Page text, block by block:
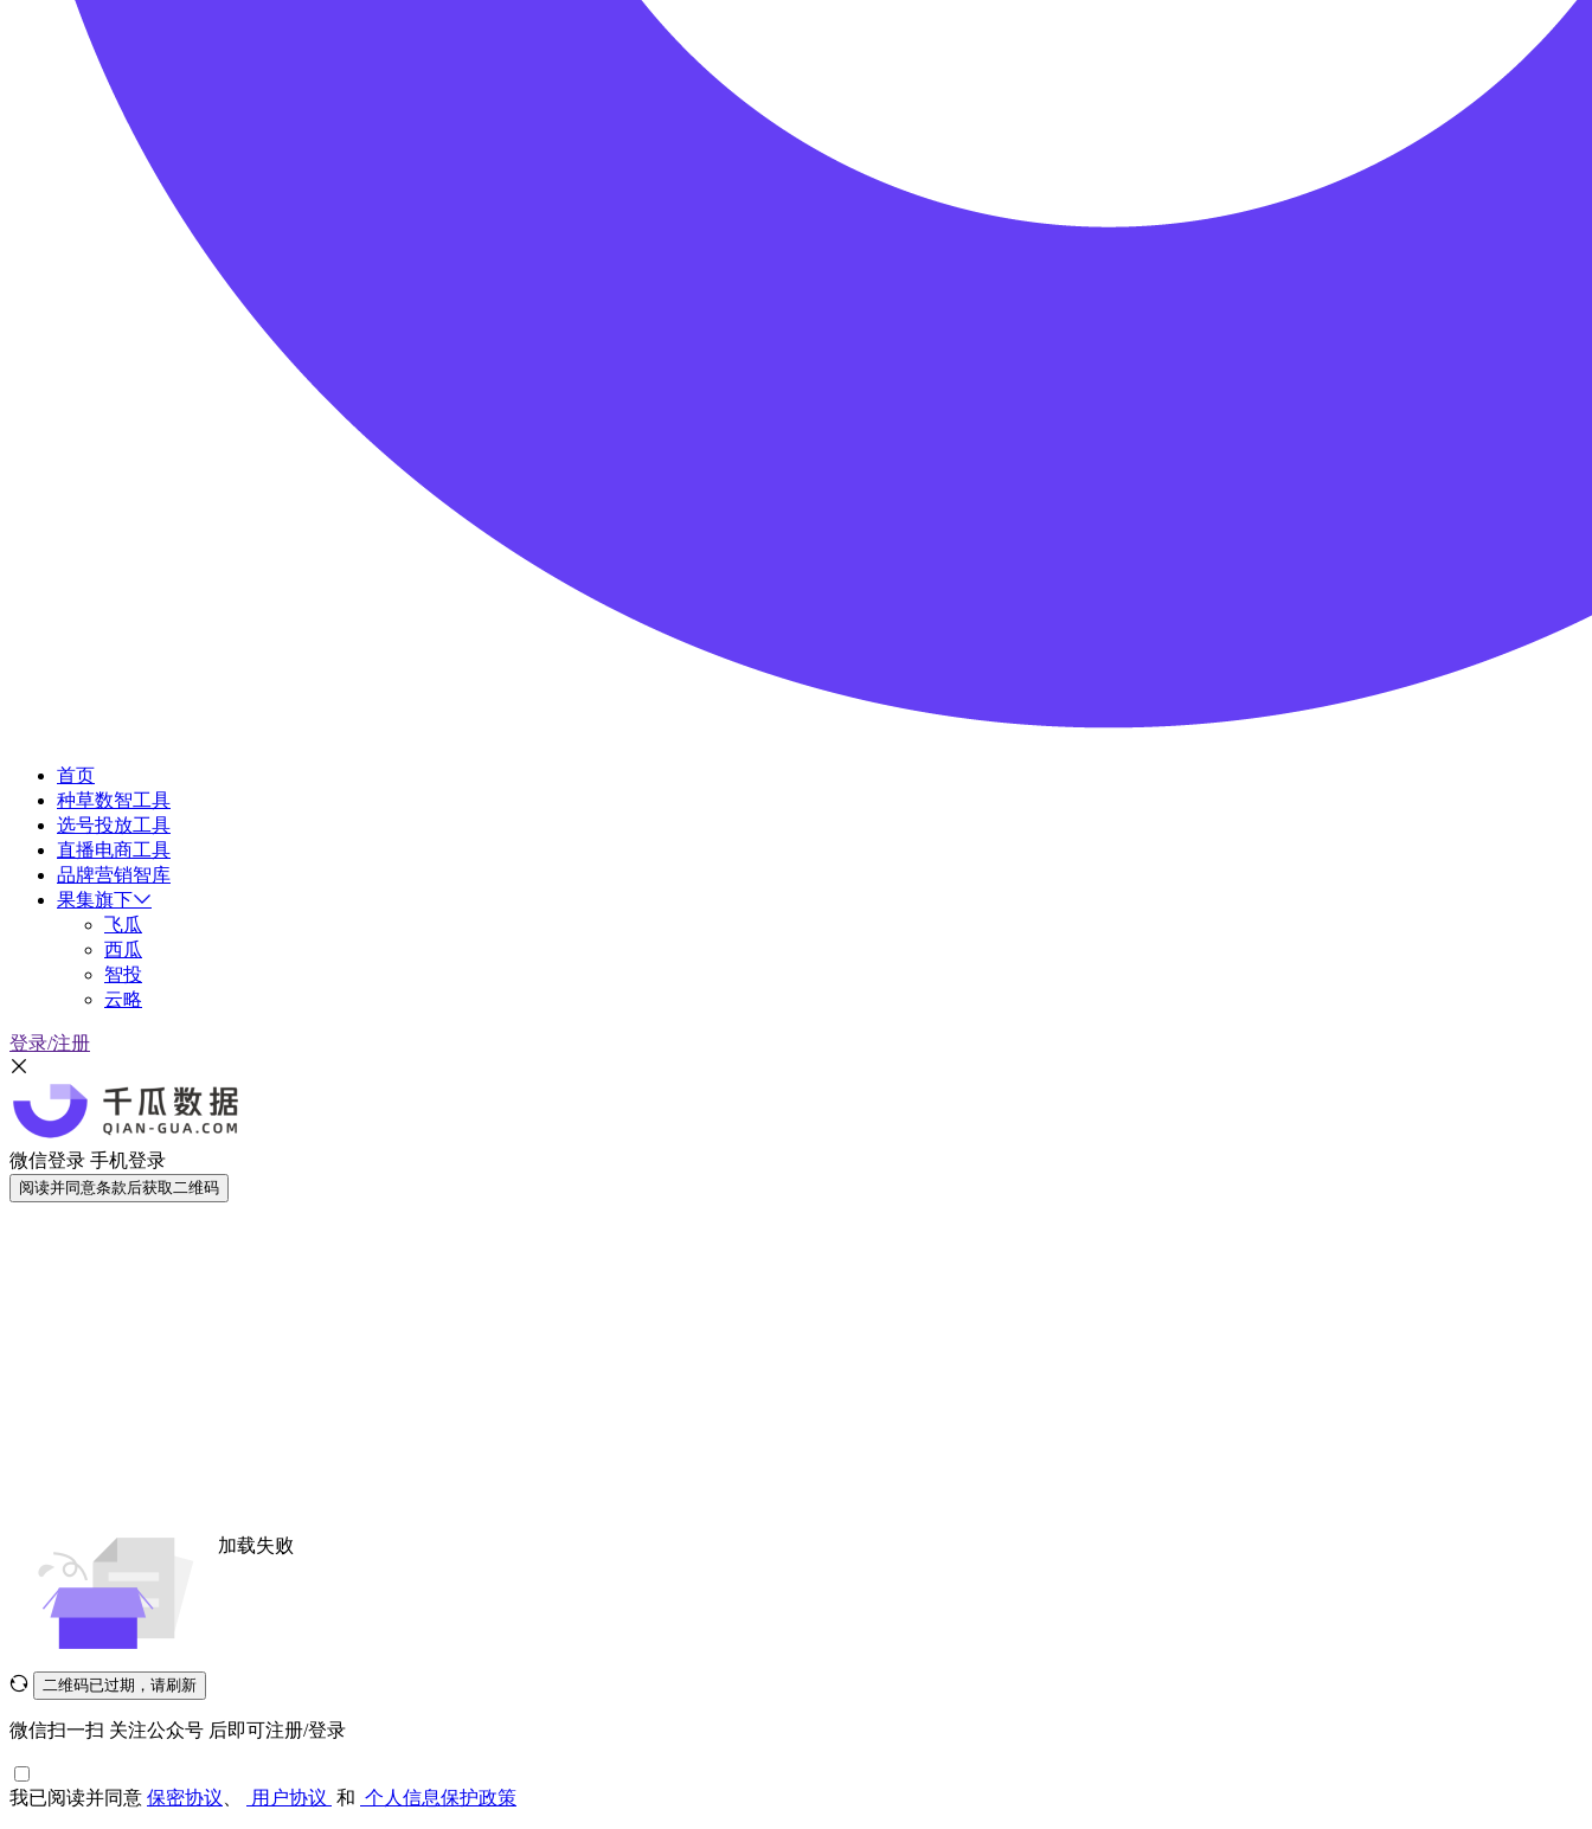
首页
种草数智工具
选号投放工具
直播电商工具
品牌营销智库
果集旗下
飞瓜
西瓜
智投
云略
登录/注册
微信登录 手机登录
阅读并同意条款后获取二维码
加载失败
二维码已过期，请刷新
微信扫一扫 关注公众号 后即可注册/登录
我已阅读并同意 保密协议 用户协议 和 个人信息保护政策